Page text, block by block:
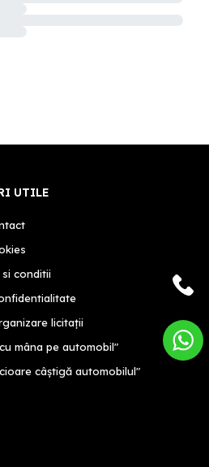
UTILE
si conditii
licitații
mâna pe automobil"
câștigă automobilul"